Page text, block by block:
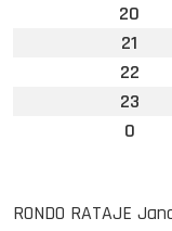
20
21
22
23
0
RONDO RATAJE